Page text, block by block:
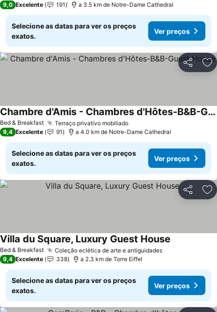
9,0 Excelente 191 a 3.5 km de Notre-Dame Cathedral
Selecione as datas para ver os preços
exatos.
Ver preços
Partilhar
Bed & Breakfast Terraço privativo mobiliado
Chambre d'Amis - Chambres d'Hôtes-B&B-Guest House
9,4 Excelente 91 a 4.0 km de Notre-Dame Cathedral
Selecione as datas para ver os preços
exatos.
Ver preços
Partilhar
Bed & Breakfast Coleção eclética de arte e antiguidades
Villa du Square, Luxury Guest House
9,4 Excelente 338 a 2.3 km de Torre Eiffel
Selecione as datas para ver os preços
exatos.
Ver preços